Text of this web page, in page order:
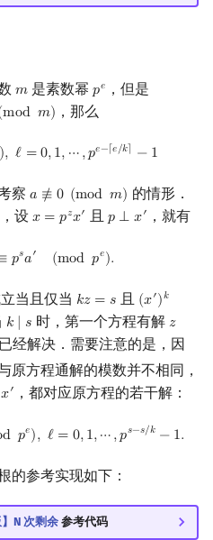
𝑚
m 是素数幂𝑝𝑒
pe ，但是
mod 𝑚)
m) ，那么
), ℓ = 0,1, ⋯,𝑝𝑒−⌈𝑒/𝑘⌉ − 1
) ℓ= 0,1,⋯ pe −⌈e/k⌉−1
察 𝑎 ≢ 0 (mod 𝑚)
a ≢ 0( modm )
的情形．
设 𝑥 = 𝑝𝑧𝑥′
x=p zx′ 且 𝑝 ⟂ 𝑥′
p ⟂x ′ ，就有
𝑝𝑠𝑎′ (mod 𝑝𝑒).
≡ psa′( modpe .
当且仅当 𝑘𝑧 = 𝑠
kz=s 且 (𝑥′)𝑘
(x′)k≡
𝑘 ∣ 𝑠
k∣ 时，第一个方程有解 𝑧
z=
经解决．需要注意的是，因
原方程通解的模数并不相同，
𝑥′
x′ ，都对应原方程的若干解：
d 𝑝𝑒), ℓ = 0,1,⋯,𝑝𝑠−𝑠/𝑘 − 1.
pe) = 0,1 ,⋯, ps− s/k−1.
的参考实现如下：
N 次剩余参考代码